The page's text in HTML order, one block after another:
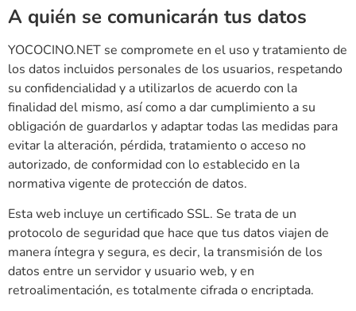
A quién se comunicarán tus datos
YOCOCINO.NET se compromete en el uso y tratamiento de
los datos incluidos personales de los usuarios, respetando
su confidencialidad y a utilizarlos de acuerdo con la
finalidad del mismo, así como a dar cumplimiento a su
obligación de guardarlos y adaptar todas las medidas para
evitar la alteración, pérdida, tratamiento o acceso no
autorizado, de conformidad con lo establecido en la
normativa vigente de protección de datos.
Esta web incluye un certificado SSL. Se trata de un
protocolo de seguridad que hace que tus datos viajen de
manera íntegra y segura, es decir, la transmisión de los
datos entre un servidor y usuario web, y en
retroalimentación, es totalmente cifrada o encriptada.